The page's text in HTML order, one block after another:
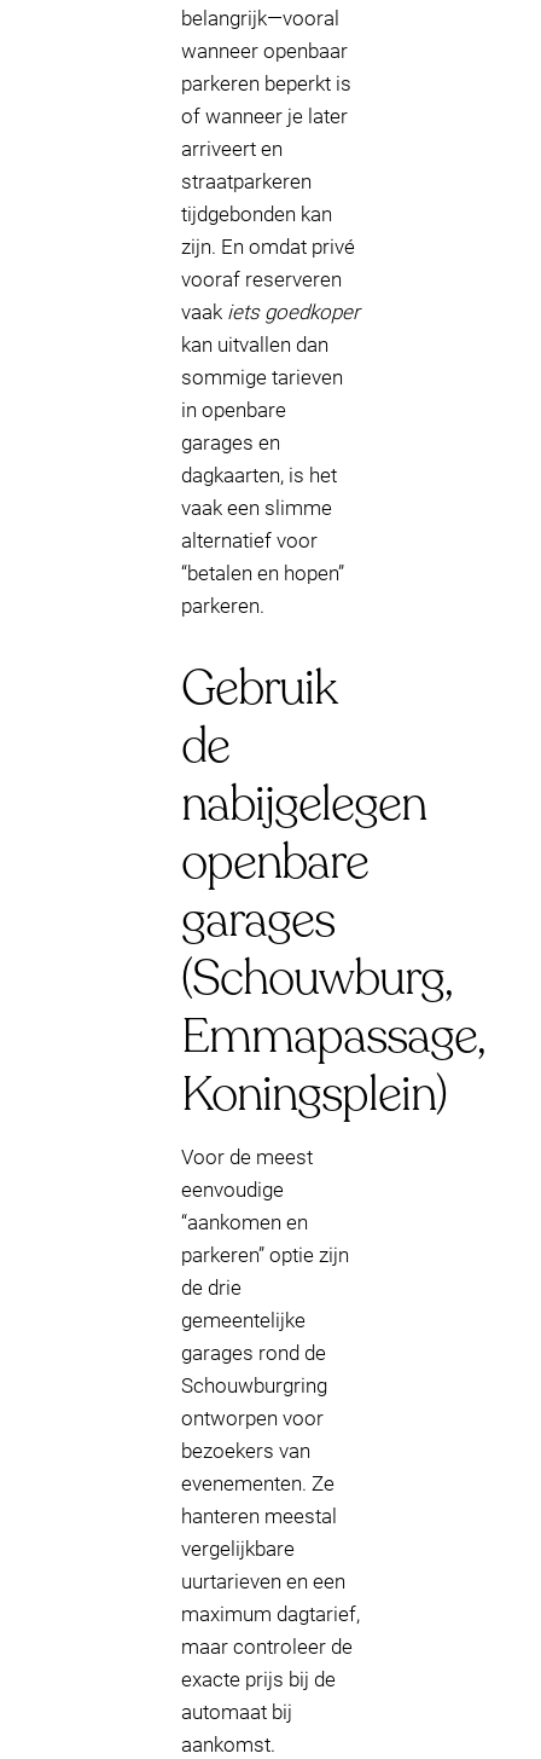
belangrijk—vooral
wanneer openbaar
parkeren beperkt is
of wanneer je later
arriveert en
straatparkeren
tijdgebonden kan
zijn. En omdat privé
vooraf reserveren
vaak iets goedkoper
kan uitvallen dan
sommige tarieven
in openbare
garages en
dagkaarten, is het
vaak een slimme
alternatief voor
“betalen en hopen”
parkeren.
Gebruik
de
nabijgelegen
openbare
garages
(Schouwburg,
Emmapassage,
Koningsplein)
Voor de meest
eenvoudige
“aankomen en
parkeren” optie zijn
de drie
gemeentelijke
garages rond de
Schouwburgring
ontworpen voor
bezoekers van
evenementen. Ze
hanteren meestal
vergelijkbare
uurtarieven en een
maximum dagtarief,
maar controleer de
exacte prijs bij de
automaat bij
aankomst.